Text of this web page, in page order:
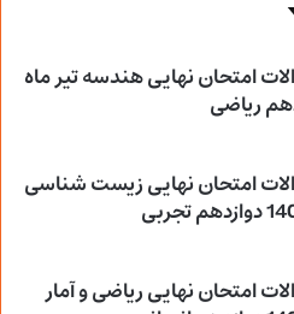
امتحان نهایی هندسه تیر ماه
امتحان نهایی زیست شناسی
امتحان نهایی ریاضی و آمار